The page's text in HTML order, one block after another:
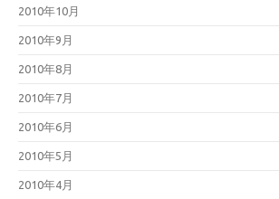
2010年10月
2010年9月
2010年8月
2010年7月
2010年6月
2010年5月
2010年4月